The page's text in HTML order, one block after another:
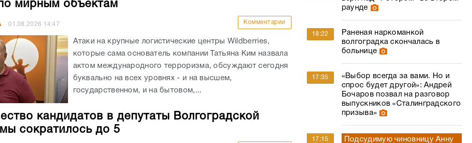
кандидатов в депутаты Волгоградской
сократилось до 5
29.07.2026 10:25
Волгоградской облдумы на предстоящих
дополнительных выборах сократилось с 6 до 5 человек.
«Выбор всегда за вами. Но и
спрос будет другой»: Андрей
Бочаров позвал на разговор
выпускников «Сталинградского
призыва»
17:15
Подсудимую чиновницу Анну
Елисееву уволили из мэрии
Волгограда
Пастух выкрал новорожденных
телят у волгоградского
животновода